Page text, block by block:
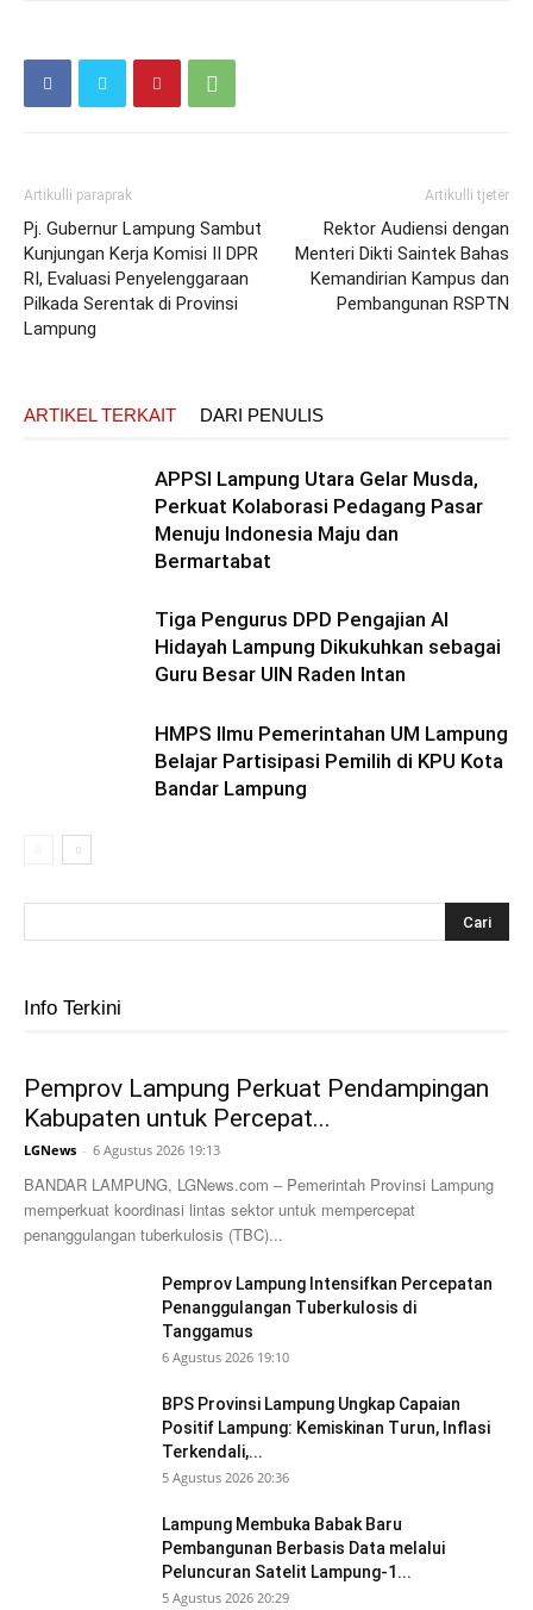
Artikulli paraprak
Pj. Gubernur Lampung Sambut
Kunjungan Kerja Komisi II DPR
RI, Evaluasi Penyelenggaraan
Pilkada Serentak di Provinsi
Lampung
Artikulli tjetër
Rektor Audiensi dengan
Menteri Dikti Saintek Bahas
Kemandirian Kampus dan
Pembangunan RSPTN
ARTIKEL TERKAIT DARI PENULIS
APPSI Lampung Utara Gelar Musda,
Perkuat Kolaborasi Pedagang Pasar
Menuju Indonesia Maju dan
Bermartabat
Tiga Pengurus DPD Pengajian Al
Hidayah Lampung Dikukuhkan sebagai
Guru Besar UIN Raden Intan
HMPS Ilmu Pemerintahan UM Lampung
Belajar Partisipasi Pemilih di KPU Kota
Bandar Lampung
Info Terkini
Pemprov Lampung Perkuat Pendampingan
Kabupaten untuk Percepat...
LGNews - 6 Agustus 2026 19:13
BANDAR LAMPUNG, LGNews.com – Pemerintah Provinsi Lampung
memperkuat koordinasi lintas sektor untuk mempercepat
penanggulangan tuberkulosis (TBC)...
Pemprov Lampung Intensifkan Percepatan
Penanggulangan Tuberkulosis di
Tanggamus
6 Agustus 2026 19:10
BPS Provinsi Lampung Ungkap Capaian
Positif Lampung: Kemiskinan Turun, Inflasi
Terkendali,...
5 Agustus 2026 20:36
Lampung Membuka Babak Baru
Pembangunan Berbasis Data melalui
Peluncuran Satelit Lampung-1...
5 Agustus 2026 20:29